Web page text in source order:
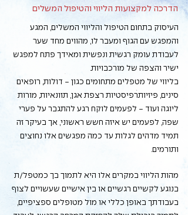
הדרכה למקצועות הליווי והטיפול המשלים
העיסוק בתחום הטיפול והליווי המשלים, המגע
והמפגש עם הגוף ומעבר לו, מהווים מחד שער
לעבודת עומק רגשית ונפשית ומאידך פתח למפגש
ישיר והצפה של מורכבויות.
בליווי של מטפלים מתחומים כגון - דולות, רופאים
סינים, פיזיותרפיסטיות רצפת אגן, תזונאיות, מורות
ליוגה ועוד - לפעמים לוקח רגע להתגבר על פערי
שפה, לפעמים יש איזה חשש ראשוני, אך בעיקר זה
תמיד מדהים לגלות עד כמה מפגשים אלו נחוצים
ותורמים.
מהות הליווי במקרים אלו היא לתמוך בך כמטפל/ת
בנוגע לקשיים רגשיים או בין אישיים שעשויים לצוף
בעבודתך באופן כללי או מול מטופלים ספציפיים,